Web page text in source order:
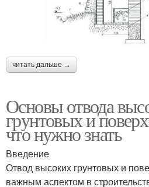
читать дальше →
Основы отвода
грунтовых и
что нужно знать
Введение
Отвод высоких грунтовых и
важным аспектом в